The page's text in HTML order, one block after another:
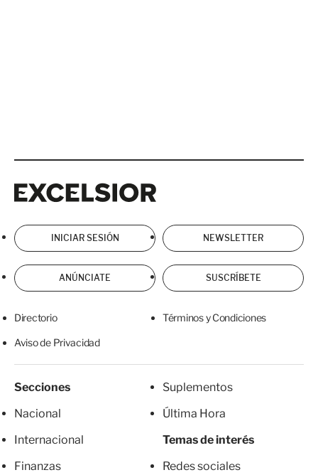
INICIAR SESIÓN NEWSLETTER
ANÚNCIATE SUSCRÍBETE
Directorio Términos y Condiciones
Aviso de Privacidad
Secciones
Nacional
Internacional
Finanzas
Suplementos
Última Hora
Temas de interés
Redes sociales